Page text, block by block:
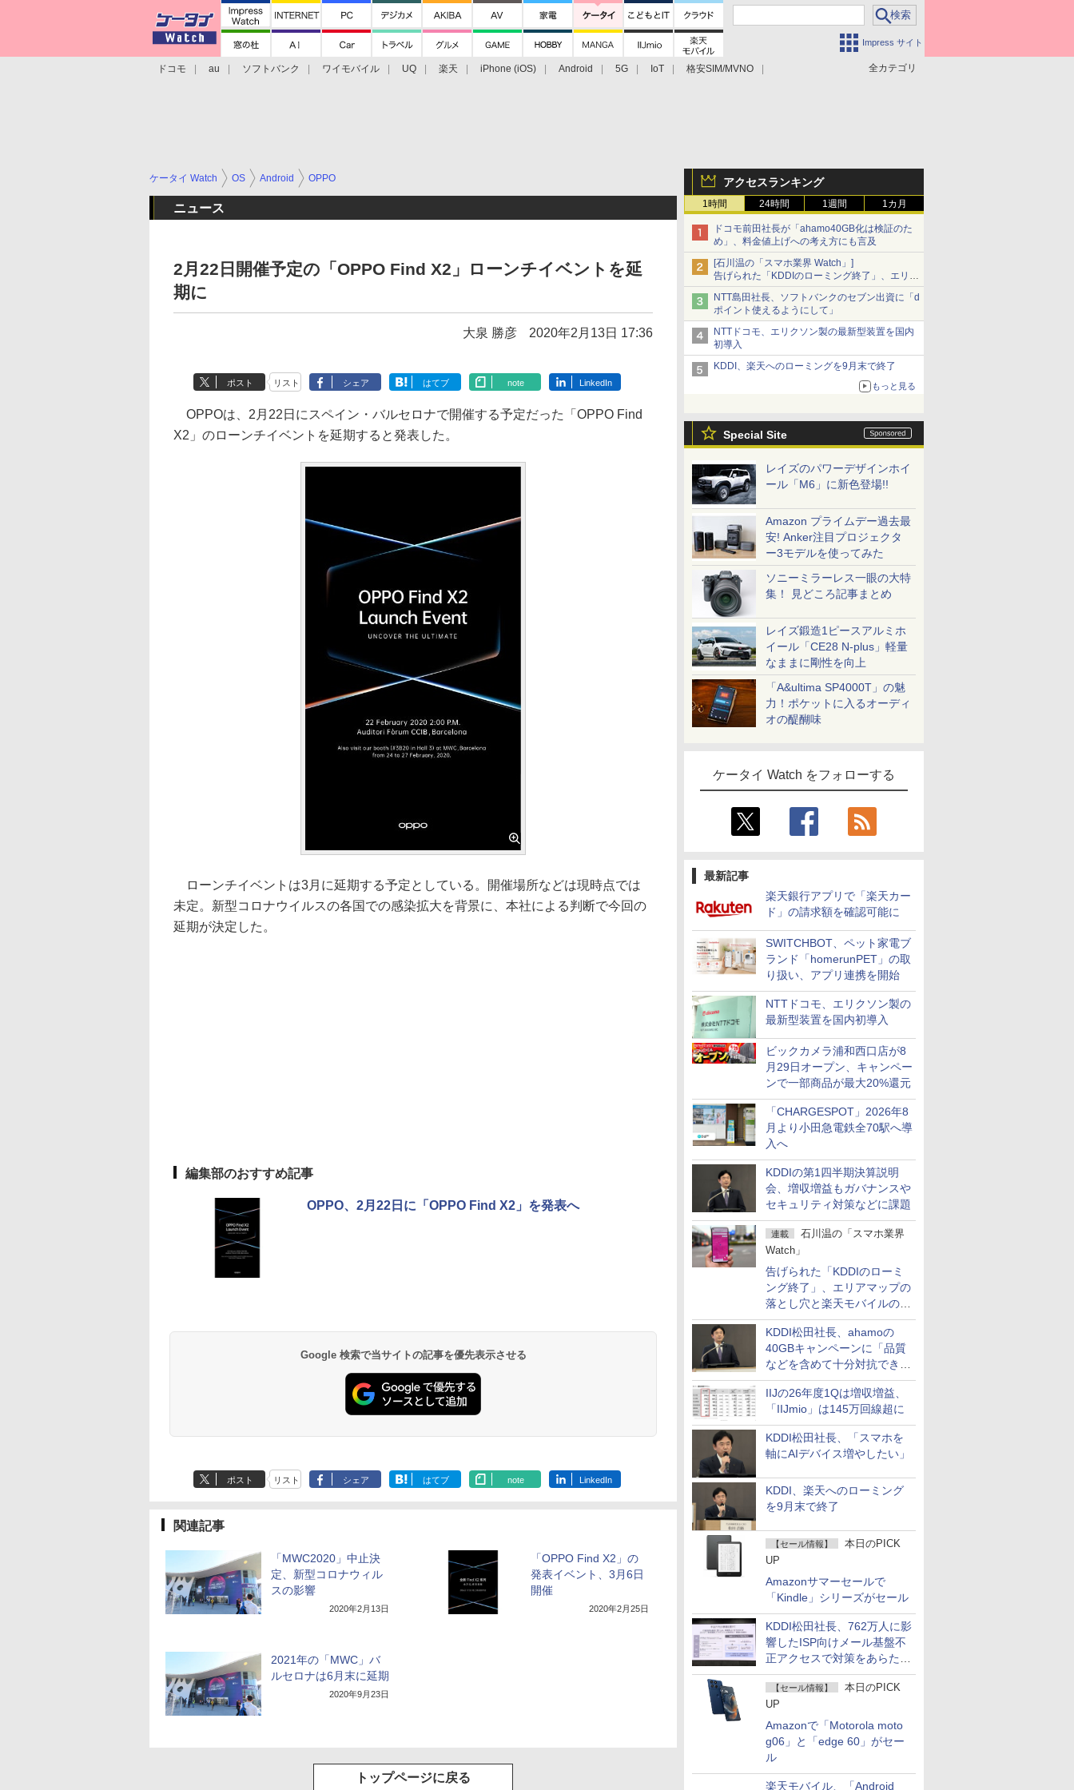
Impress サイト
全カテゴリ
ドコモ au ソフトバンク ワイモバイル UQ 楽天 iPhone (iOS) Android 5G IoT
格安SIM/MVNO
アクセスランキング
1時間 24時間 1週間 1カ月
ドコモ前田社長が「ahamo40GB化は検証のた
め」、料金値上げへの考え方にも言及
[石川温の「スマホ業界 Watch」]
告げられた「KDDIのローミング終了」、エリア
マップの落とし穴と楽天モバイルの課題
NTT島田社長、ソフトバンクのセブン出資に「d
ポイント使えるようにして」
NTTドコモ、エリクソン製の最新型装置を国内
初導入
KDDI、楽天へのローミングを9月末で終了
もっと見る
Special Site
レイズのパワーデザインホイ
ール「M6」に新色登場!!
Amazon プライムデー過去最
安! Anker注目プロジェクタ
ー3モデルを使ってみた
ソニーミラーレス一眼の大特
集！ 見どころ記事まとめ
レイズ鍛造1ピースアルミホ
イール「CE28 N-plus」軽量
なままに剛性を向上
「A&ultima SP4000T」の魅
力！ポケットに入るオーディ
オの醍醐味
ケータイ Watch をフォローする
最新記事
楽天銀行アプリで「楽天カー
ド」の請求額を確認可能に
SWITCHBOT、ペット家電ブ
ランド「homerunPET」の取
り扱い、アプリ連携を開始
NTTドコモ、エリクソン製の
最新型装置を国内初導入
ビックカメラ浦和西口店が8
月29日オープン、キャンペー
ンで一部商品が最大20%還元
「CHARGESPOT」2026年8
月より小田急電鉄全70駅へ導
入へ
KDDIの第1四半期決算説明
会、増収増益もガバナンスや
セキュリティ対策などに課題
連載
石川温の「スマホ業界
Watch」
告げられた「KDDIのローミ
ング終了」、エリアマップの
落とし穴と楽天モバイルの課
題
KDDI松田社長、ahamoの
40GBキャンペーンに「品質
などを含めて十分対抗でき
る」
IIJの26年度1Qは増収増益、
「IIJmio」は145万回線超に
KDDI松田社長、「スマホを
軸にAIデバイス増やしたい」
KDDI、楽天へのローミング
を9月末で終了
【セール情報】
本日のPICK
UP
Amazonサマーセールで
「Kindle」シリーズがセール
KDDI松田社長、762万人に影
響したISP向けメール基盤不
正アクセスで対策をあらため
て説明
【セール情報】
本日のPICK
UP
Amazonで「Motorola moto
g06」と「edge 60」がセー
ル
楽天モバイル、「Android
ケータイ Watch OS Android OPPO
ニュース
2月22日開催予定の「OPPO Find X2」ローンチイベントを延
期に
大泉 勝彦 2020年2月13日 17:36
ポスト リスト シェア はてブ note LinkedIn
OPPOは、2月22日にスペイン・バルセロナで開催する予定だった「OPPO Find
X2」のローンチイベントを延期すると発表した。
ローンチイベントは3月に延期する予定としている。開催場所などは現時点では
未定。新型コロナウイルスの各国での感染拡大を背景に、本社による判断で今回の
延期が決定した。
編集部のおすすめ記事
OPPO、2月22日に「OPPO Find X2」を発表へ
Google 検索で当サイトの記事を優先表示させる
ポスト リスト シェア はてブ note LinkedIn
関連記事
「MWC2020」中止決
定、新型コロナウィル
スの影響
2020年2月13日
「OPPO Find X2」の
発表イベント、3月6日
開催
2020年2月25日
2021年の「MWC」バ
ルセロナは6月末に延期
2020年9月23日
トップページに戻る